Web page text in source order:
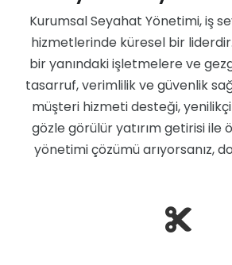
Global Garanti
Bleisure Assistant
Devlet Kurumları
Diğer Sektörler
Kurumsal Seyahat Yönetimi, iş
hizmetlerinde küresel bir
bir yanındaki işletmelere ve
tasarruf, verimlilik ve güvenlik
müşteri hizmeti desteği,
gözle görülür yatırım getirisi ile
yönetimi çözümü arıyorsanız,